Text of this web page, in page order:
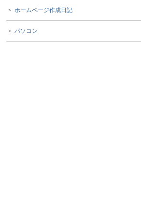
ホームページ作成日記
パソコン